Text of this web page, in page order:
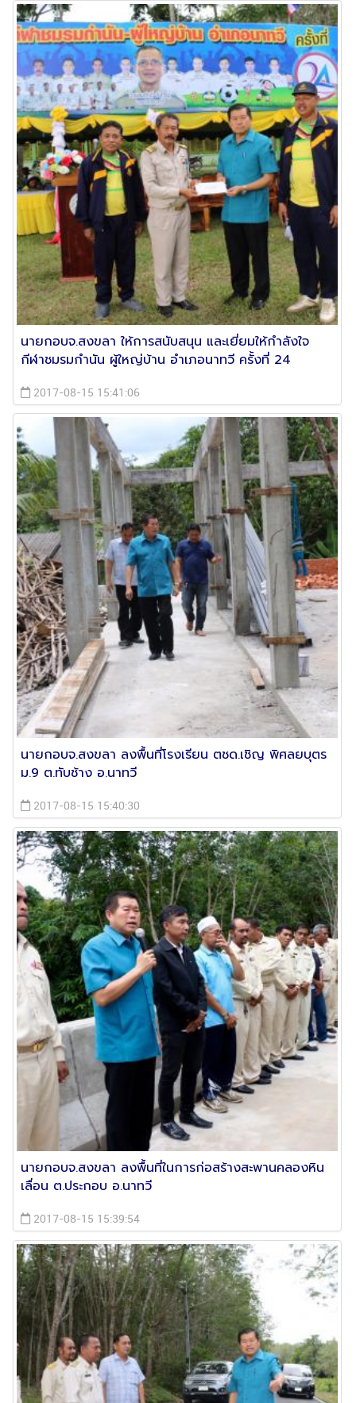
นายกอบจ.สงขลา ให้การสนับสนุน และเยี่ยมให้กำลังใจ
กีฬาชมรมกำนัน ผู้ใหญ่บ้าน อำเภอนาทวี ครั้งที่ 24
2017-08-15 15:41:06
นายกอบจ.สงขลา ลงพื้นที่โรงเรียน ตชด.เชิญ พิศลยบุตร
ม.9 ต.ทับช้าง อ.นาทวี
2017-08-15 15:40:30
นายกอบจ.สงขลา ลงพื้นที่ในการก่อสร้างสะพานคลองหิน
เลื่อน ต.ประกอบ อ.นาทวี
2017-08-15 15:39:54